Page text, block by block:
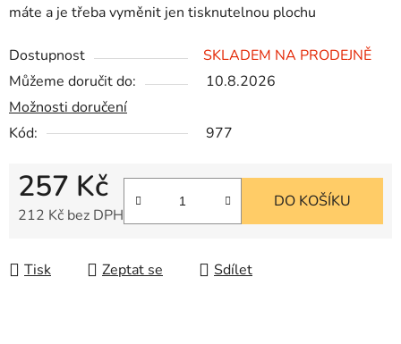
máte a je třeba vyměnit jen tisknutelnou plochu
Dostupnost
SKLADEM NA PRODEJNĚ
Můžeme doručit do:
10.8.2026
Možnosti doručení
Kód:
977
257 Kč
212 Kč bez DPH
DO KOŠÍKU
Tisk Zeptat se Sdílet